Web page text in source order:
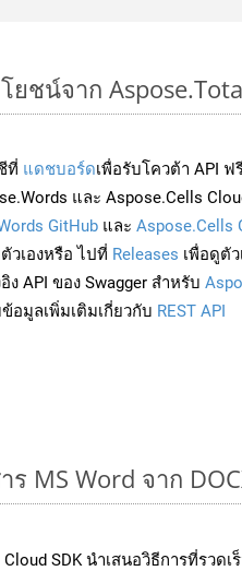
ยชน์จาก
ที่ แดชบอร์ดเพื่อรับโควต้า API ฟ
และ Aspose.Cells
GitHub และ Aspose.Cells
วเองหรือ ไปที่ Releases เพื่อดูตั
ง API ของ Swagger สำหรับ
อมูลเพิ่มเติมเกี่ยวกับ REST API
ร MS Word จาก
SDK นำเสนอวิธีการที่รวด